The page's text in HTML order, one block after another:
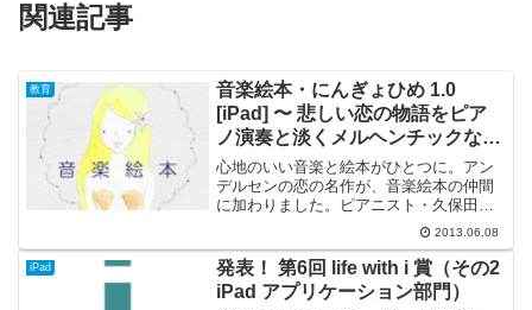
関連記事
教育
音楽絵本・にんぎょひめ 1.0
[iPad] 〜 悲しい恋の物語をピア
ノ演奏と淡くメルヘンチックなイ
ラストで綴るシリーズ第2弾
心地のいい音楽と絵本がひとつに。アン
デルセンの恋の名作が、音楽絵本の仲間
に加わりました。ピアニスト・久保田恵
子と、酒井景都の淡い世界。純粋性を失
わないふたつの世界が、アンデルセンの
世界で華やぎます。『音楽絵本・にんぎ
ょひめ』は、『音楽絵本・...
2013.06.08
iPad
発表！ 第6回 life with i 賞（その2
iPad アプリケーション部門）